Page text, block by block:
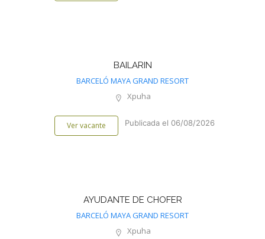
BAILARIN
BARCELÓ MAYA GRAND RESORT
Xpuha
Ver vacante Publicada el 06/08/2026
AYUDANTE DE CHOFER
BARCELÓ MAYA GRAND RESORT
Xpuha